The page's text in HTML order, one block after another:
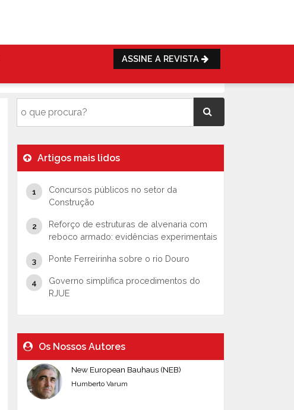
ASSINE A REVISTA
Artigos mais lidos
Concursos públicos no setor da
Construção
Reforço de estruturas de alvenaria com
reboco armado: evidências experimentais
Ponte Ferreirinha sobre o rio Douro
Governo simplifica procedimentos do
RJUE
Os Nossos Autores
New European Bauhaus (NEB)
Humberto Varum